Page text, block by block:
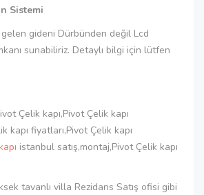
Sistemi
gelen gideni Dürbünden değil Lcd
sunabiliriz. Detaylı bilgi için lütfen
Çelik kapı,Pivot Çelik kapı
kapı fiyatları,Pivot Çelik kapı
istanbul satış,montaj,Pivot Çelik kapı
tavanlı villa Rezidans Satış ofisi gibi